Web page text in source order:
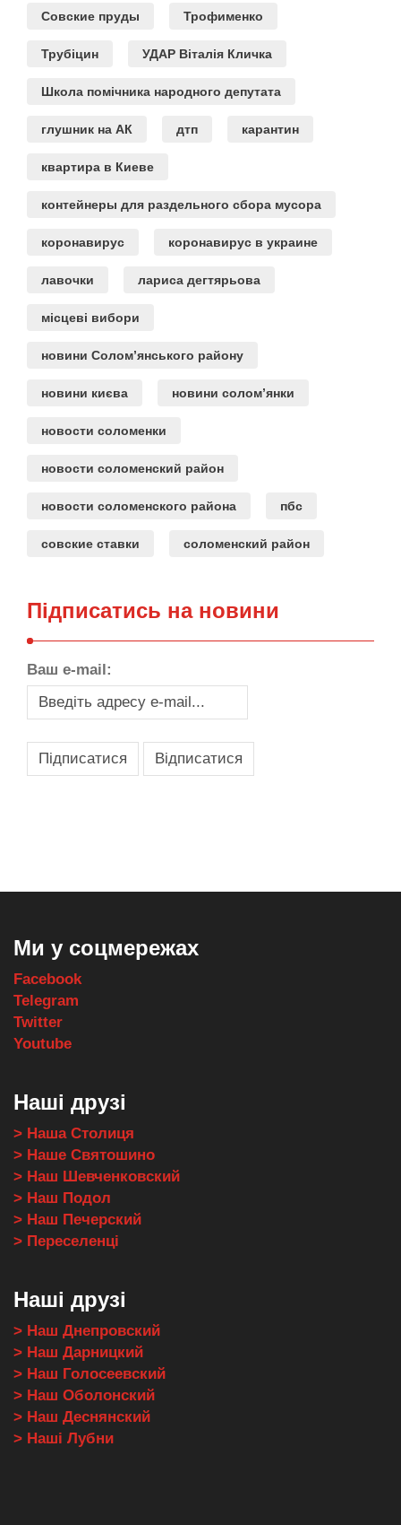
Совские пруды Трофименко
Трубіцин УДАР Віталія Кличка
Школа помічника народного депутата
глушник на АК дтп карантин
квартира в Киеве
контейнеры для раздельного сбора мусора
коронавирус коронавирус в украине
лавочки лариса дегтярьова
місцеві вибори
новини Солом’янського району
новини києва новини солом’янки
новости соломенки
новости соломенский район
новости соломенского района пбс
совские ставки соломенский район
Підписатись на новини
Ваш e-mail:
Ми у соцмережах
Facebook
Telegram
Twitter
Youtube
Наші друзі
> Наша Столиця
> Наше Святошино
> Наш Шевченковский
> Наш Подол
> Наш Печерский
> Переселенці
Наші друзі
> Наш Днепровский
> Наш Дарницкий
> Наш Голосеевский
> Наш Оболонский
> Наш Деснянский
> Наші Лубни